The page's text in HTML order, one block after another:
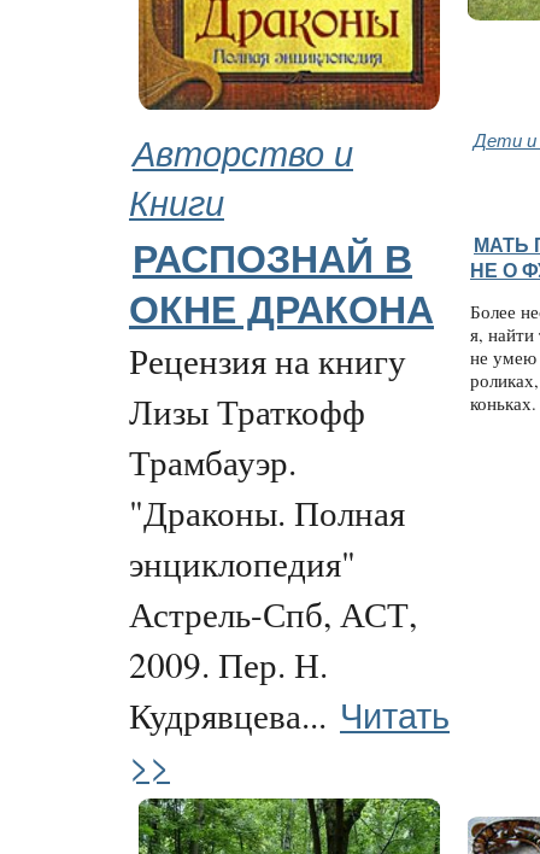
Авторство и
Книги
Дети и
РАСПОЗНАЙ В
ОКНЕ ДРАКОНА
Рецензия на книгу
Лизы Траткофф
Трамбауэр.
"Драконы. Полная
энциклопедия"
Астрель-Спб, АСТ,
2009. Пер. Н.
Кудрявцева... Читать
>>
МАТЬ
НЕ О
Более
я,
не умею